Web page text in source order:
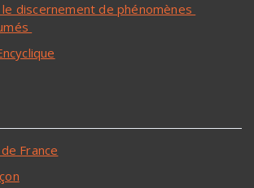
discernement de phénomènes
France